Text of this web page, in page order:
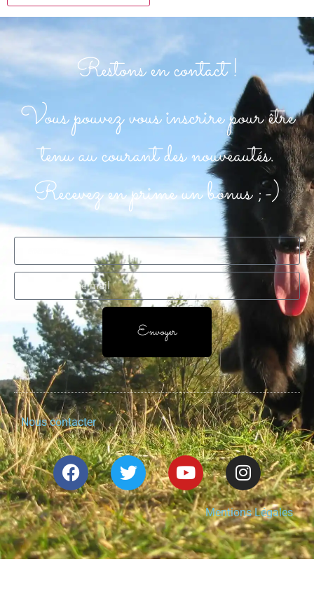
Restons en contact !
Vous pouvez vous inscrire pour être
tenu au courant des nouveautés.
Recevez en prime un bonus ;-)
Envoyer
Nous contacter
Mentions Légales